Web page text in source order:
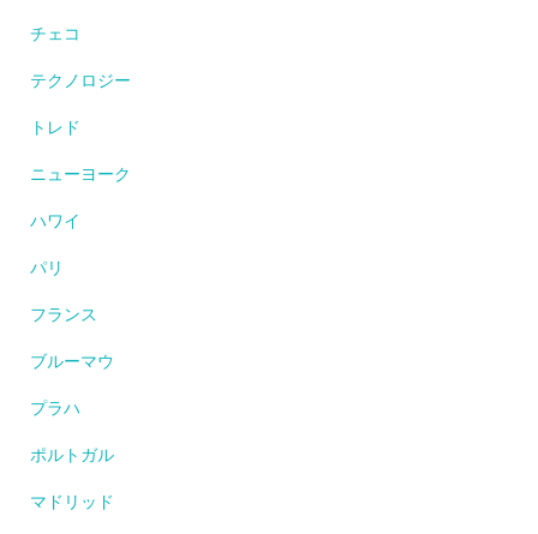
チェコ
テクノロジー
トレド
ニューヨーク
ハワイ
パリ
フランス
ブルーマウ
プラハ
ポルトガル
マドリッド